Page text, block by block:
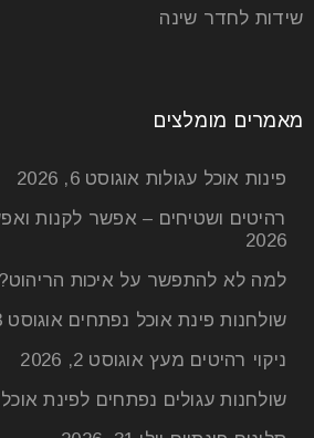
שידות לחדר שינה
מאמרים מומלצים
פינות אוכל עגולות אוגוסט 6, 2026
רהיטים ושטיחים – אפשר לקנות
2026
למה לא להתפשר על איכות הריהוט?
שולחנות פינת אוכל נפתחים אוגוסט 3, 2026
ניקוי רהיטים מעץ אוגוסט 2, 2026
שולחנות עגולים נפתחים לפינת אוכל